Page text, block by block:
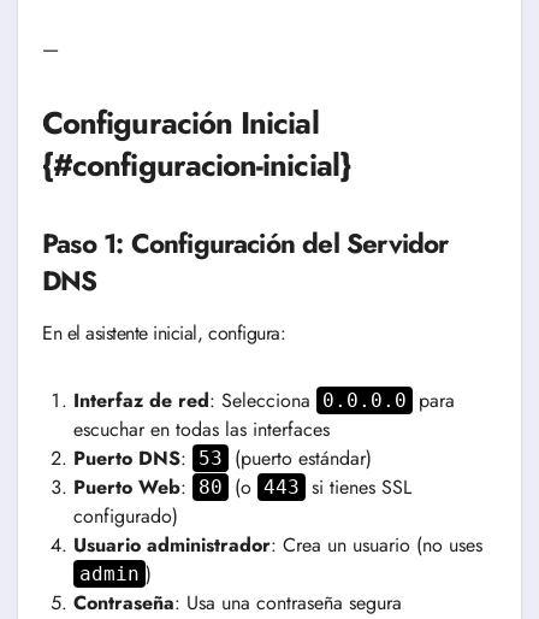
—
Configuración Inicial
{#configuracion-inicial}
Paso 1: Configuración del Servidor
DNS
En el asistente inicial, configura:
Interfaz de red: Selecciona 0.0.0.0
para
escuchar en todas las interfaces
Puerto DNS: 53
(puerto estándar)
Puerto Web: 80 (o 443 si tienes SSL
configurado)
Usuario administrador: Crea un usuario (no uses
admin )
Contraseña: Usa una contraseña segura